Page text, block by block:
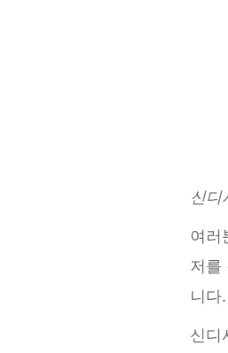
신디
여러
저를
니다.
신디